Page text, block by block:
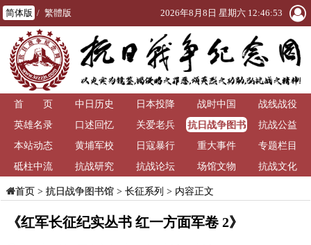
简体版 / 繁體版 2026年8月8日 星期六 12:46:53
首 页 中日历史 日本投降 战时中国
战线战役
英雄名录
口述回忆 关爱老兵
抗日战争图书
馆
抗战公益
本站动态
黄埔军校 日寇暴行 重大事件
专题栏目
砥柱中流
抗战研究 抗战论坛 场馆文物 抗战文化
首页> 抗日战争图书馆> 长征系列 > 内容正文
《红军长征纪实丛书 红一方面军卷 2》